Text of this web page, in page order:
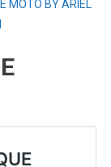
MOTO BY ARIEL